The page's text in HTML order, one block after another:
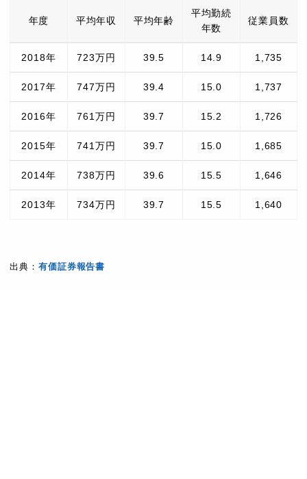
年度 平均年収 平均年齢
平均勤続
年数
従業員数
2018年 723万円 39.5 14.9 1,735
2017年 747万円 39.4 15.0 1,737
2016年 761万円 39.7 15.2 1,726
2015年 741万円 39.7 15.0 1,685
2014年 738万円 39.6 15.5 1,646
2013年 734万円 39.7 15.5 1,640
出典： 有価証券報告書